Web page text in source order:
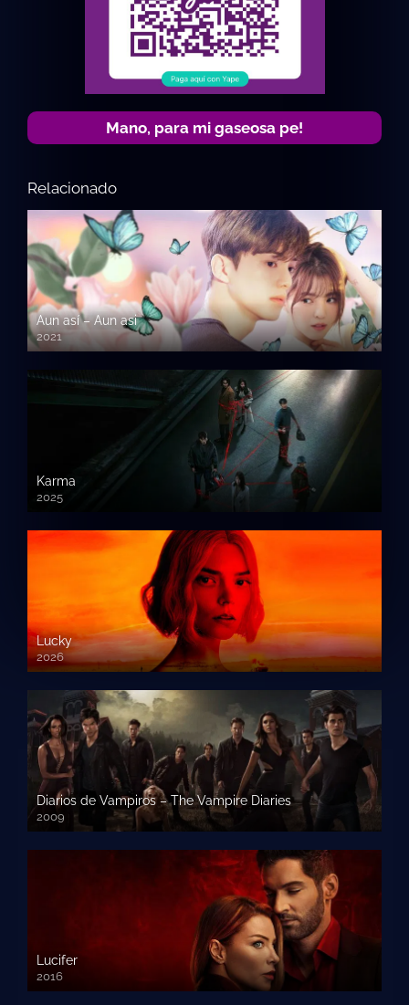
Mano, para mi gaseosa pe!
Relacionado
Aun así – Aun asi
2021
Karma
2025
Lucky
2026
Diarios de Vampiros – The Vampire Diaries
2009
Lucifer
2016